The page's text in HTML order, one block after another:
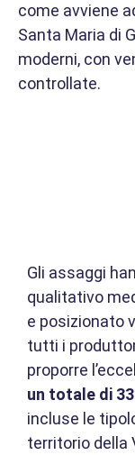
come avviene
Santa Maria di
moderni, con
controllate.
Gli assaggi
qualitativo
e posizionato
tutti i
proporre
un totale di
incluse le
territorio della